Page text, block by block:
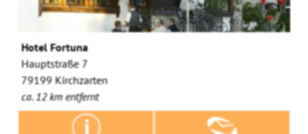
Hotel Fortuna
Hauptstraße 7
79199 Kirchzarten
ca. 12 km entfernt